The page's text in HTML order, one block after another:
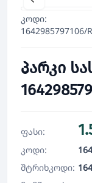
კოდი:
1642985797106/
პარკი
ფასი:
კოდი:
შტრიხკოდი: